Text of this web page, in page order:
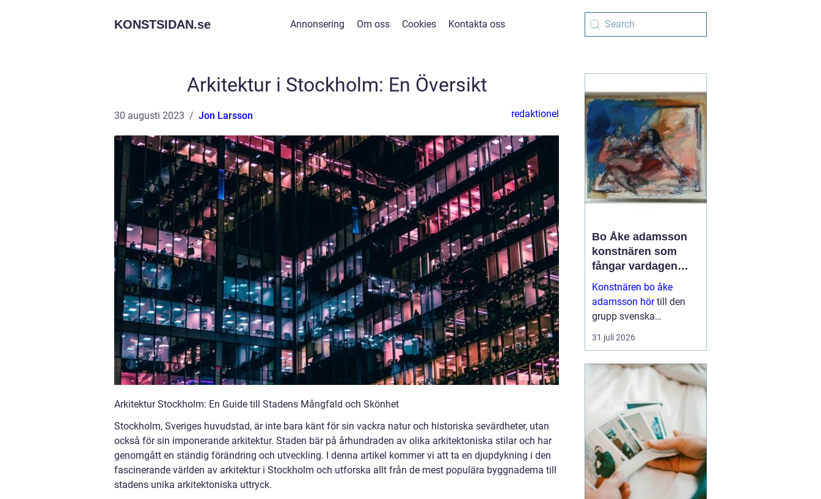
KONSTSIDAN.se Annonsering Om oss Cookies Kontakta oss
Arkitektur i Stockholm: En Översikt
30 augusti 2023 Jon Larsson redaktionel
Arkitektur Stockholm: En Guide till Stadens Mångfald och Skönhet
Stockholm, Sveriges huvudstad, är inte bara känt för sin vackra natur och historiska sevärdheter, utan
också för sin imponerande arkitektur. Staden bär på århundraden av olika arkitektoniska stilar och har
genomgått en ständig förändring och utveckling. I denna artikel kommer vi att ta en djupdykning i den
fascinerande världen av arkitektur i Stockholm och utforska allt från de mest populära byggnaderna till
stadens unika arkitektoniska uttryck.
Bo Åke adamsson
konstnären som
fångar vardagen
med eftertanke
Konstnären bo åke
adamsson hörtill den
grupp svenska
bildskapare som i
tysthet byggt upp en
dyker ofta upp i
samlaren söker något
mer än ett dekorativt
motiv en känsla ...
31 juli 2026